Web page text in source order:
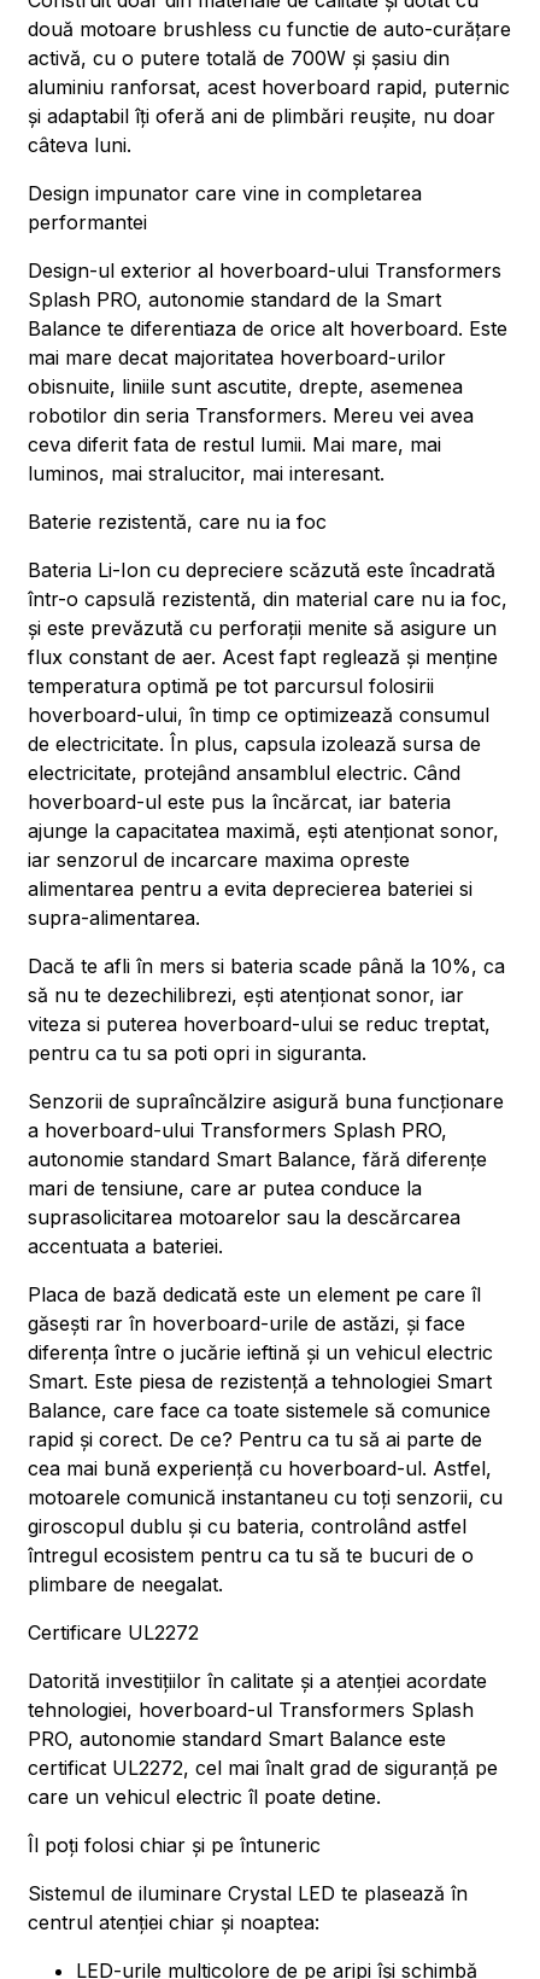
două motoare brushless cu functie de auto-curățare
activă, cu o putere totală de 700W și șasiu din
aluminiu ranforsat, acest hoverboard rapid, puternic
și adaptabil îți oferă ani de plimbări reușite, nu doar
câteva luni.
Design impunator care vine in completarea
performantei
Design-ul exterior al hoverboard-ului Transformers
Splash PRO, autonomie standard de la Smart
Balance te diferentiaza de orice alt hoverboard. Este
mai mare decat majoritatea hoverboard-urilor
obisnuite, liniile sunt ascutite, drepte, asemenea
robotilor din seria Transformers. Mereu vei avea
ceva diferit fata de restul lumii. Mai mare, mai
luminos, mai stralucitor, mai interesant.
Baterie rezistentă, care nu ia foc
Bateria Li-Ion cu depreciere scăzută este încadrată
într-o capsulă rezistentă, din material care nu ia foc,
și este prevăzută cu perforații menite să asigure un
flux constant de aer. Acest fapt reglează și menține
temperatura optimă pe tot parcursul folosirii
hoverboard-ului, în timp ce optimizează consumul
de electricitate. În plus, capsula izolează sursa de
electricitate, protejând ansamblul electric. Când
hoverboard-ul este pus la încărcat, iar bateria
ajunge la capacitatea maximă, ești atenționat sonor,
iar senzorul de incarcare maxima opreste
alimentarea pentru a evita deprecierea bateriei si
supra-alimentarea.
Dacă te afli în mers si bateria scade până la 10%, ca
să nu te dezechilibrezi, ești atenționat sonor, iar
viteza si puterea hoverboard-ului se reduc treptat,
pentru ca tu sa poti opri in siguranta.
Senzorii de supraîncălzire asigură buna funcționare
a hoverboard-ului Transformers Splash PRO,
autonomie standard Smart Balance, fără diferențe
mari de tensiune, care ar putea conduce la
suprasolicitarea motoarelor sau la descărcarea
accentuata a bateriei.
Placa de bază dedicată este un element pe care îl
găsești rar în hoverboard-urile de astăzi, și face
diferența între o jucărie ieftină și un vehicul electric
Smart. Este piesa de rezistență a tehnologiei Smart
Balance, care face ca toate sistemele să comunice
rapid și corect. De ce? Pentru ca tu să ai parte de
cea mai bună experiență cu hoverboard-ul. Astfel,
motoarele comunică instantaneu cu toți senzorii, cu
giroscopul dublu și cu bateria, controlând astfel
întregul ecosistem pentru ca tu să te bucuri de o
plimbare de neegalat.
Certificare UL2272
Datorită investițiilor în calitate și a atenției acordate
tehnologiei, hoverboard-ul Transformers Splash
PRO, autonomie standard Smart Balance este
certificat UL2272, cel mai înalt grad de siguranță pe
care un vehicul electric îl poate detine.
Îl poți folosi chiar și pe întuneric
Sistemul de iluminare Crystal LED te plasează în
centrul atenției chiar și noaptea:
LED-urile multicolore de pe aripi își schimbă